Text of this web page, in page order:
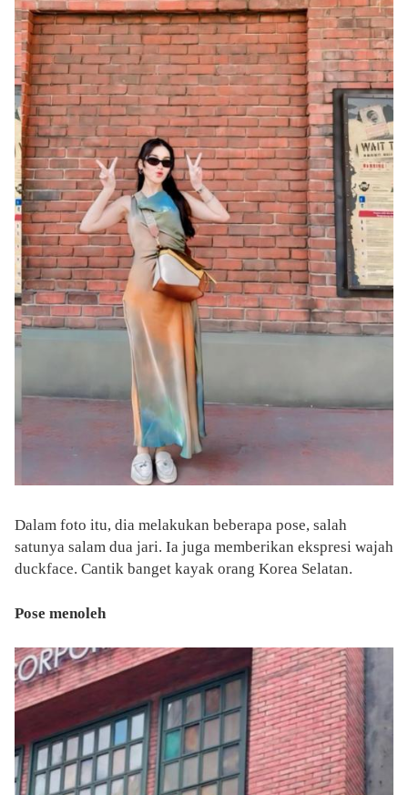
Dalam foto itu, dia melakukan beberapa pose, salah
satunya salam dua jari. Ia juga memberikan ekspresi wajah
duckface. Cantik banget kayak orang Korea Selatan.
Pose menoleh